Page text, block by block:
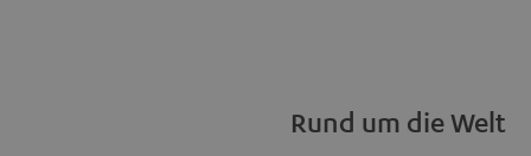
Rund um die Welt